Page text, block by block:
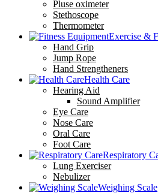
Pluse oximeter
Stethoscope
Thermometer
Exercise &
Hand Grip
Jump Rope
Hand Strengtheners
Health Care
Hearing Aid
Sound Amplifier
Eye Care
Nose Care
Oral Care
Foot Care
Respiratory
Lung Exerciser
Nebulizer
Weighing Scale